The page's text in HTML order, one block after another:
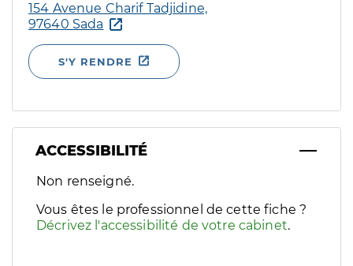
154 Avenue Charif Tadjidine,
97640 Sada
S'Y RENDRE
ACCESSIBILITÉ
Filtres
Sélectionnez un ou plusieurs handicaps/besoins
Non renseigné.
Vous êtes le professionnel de cette fiche ?
Décrivez l'accessibilité de votre cabinet.